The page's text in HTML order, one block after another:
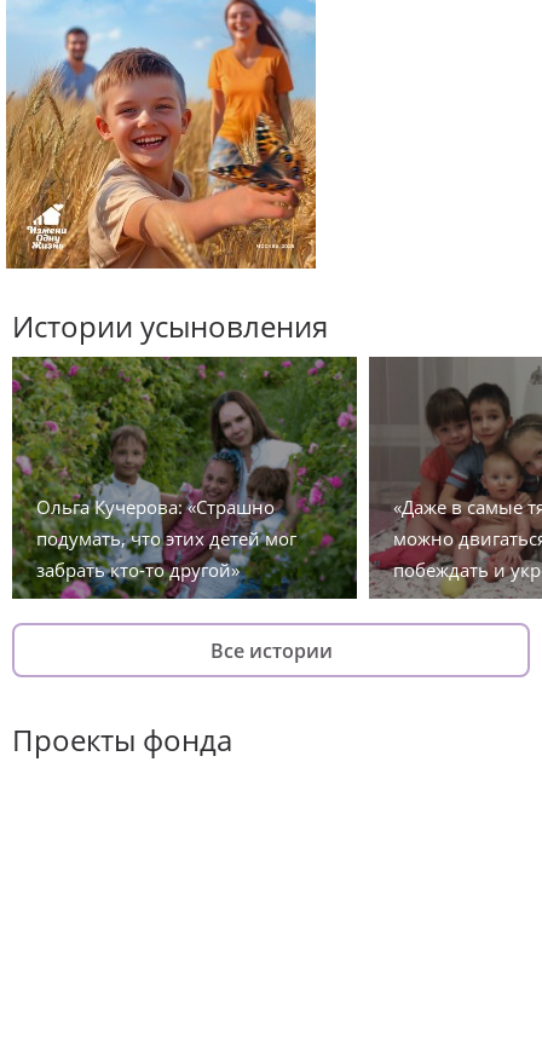
Истории усыновления
Ольга Кучерова: «Страшно
подумать, что этих детей мог
забрать кто-то другой»
«Даже в самые
можно
побеждать и
Все истории
Проекты фонда